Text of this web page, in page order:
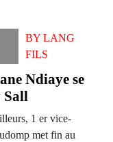
BYLANG
FILS
Ndiaye se
Sall
1 er vice-
met fin au